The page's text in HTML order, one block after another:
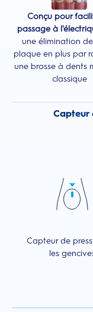
Conçu pour
passage à
une élimination
plaque en plus par
une brosse à dents
classique
Capteur
Capteur de
les